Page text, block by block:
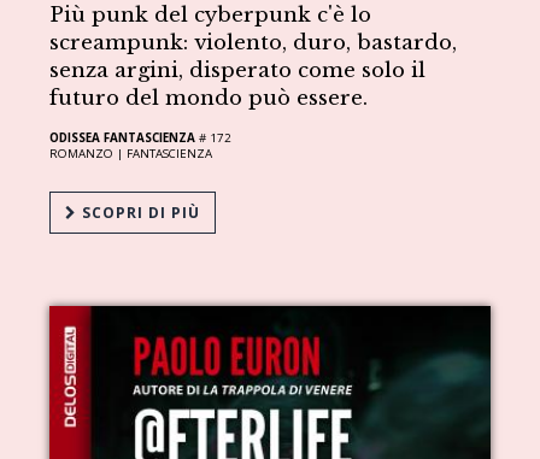
Più punk del cyberpunk c'è lo
screampunk: violento, duro, bastardo,
senza argini, disperato come solo il
futuro del mondo può essere.
ODISSEA FANTASCIENZA # 172
ROMANZO | FANTASCIENZA
SCOPRI DI PIÙ